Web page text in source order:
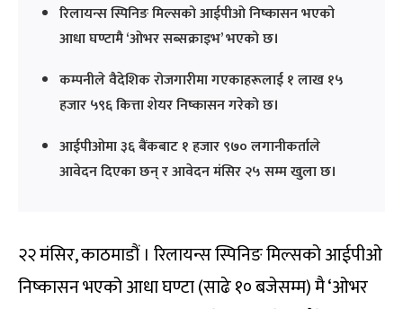
रिलायन्स स्पिनिङ मिल्सको आईपीओ निष्कासन भएको
आधा घण्टामै ‘ओभर सब्सक्राइभ’ भएको छ।
कम्पनीले वैदेशिक रोजगारीमा गएकाहरूलाई १ लाख १५
हजार ५९६ कित्ता शेयर निष्कासन गरेको छ।
आईपीओमा ३६ बैंकबाट १ हजार ९७० लगानीकर्ताले
आवेदन दिएका छन् र आवेदन मंसिर २५ सम्म खुला छ।
२२ मंसिर, काठमाडौं । रिलायन्स स्पिनिङ मिल्सको आईपीओ
निष्कासन भएको आधा घण्टा (साढे १० बजेसम्म) मै ‘ओभर